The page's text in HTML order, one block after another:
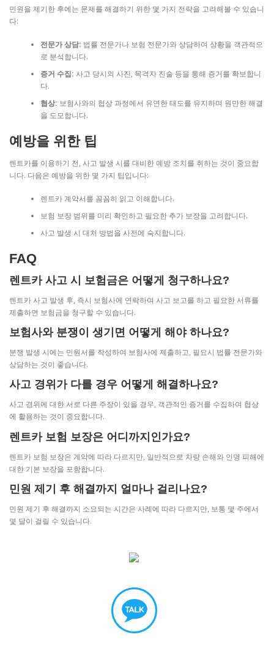
민원을 제기한 후에는 문제를 해결하기 위한 몇 가지 전략을 고려해볼 수 있습니
다:
전문가 상담: 법률 전문가나 보험 전문가와 상담하여 상황을 객관적으
로 분석합니다.
증거 수집: 사고 당시의 사진, 목격자 진술 등을 통해 증거를 확보합니
다.
협상: 보험사와의 협상 과정에서 유연한 태도를 유지하며 원만한 해결
을 도모합니다.
예방을 위한 팁
렌트카를 이용하기 전, 사고 발생 시를 대비한 예방 조치를 취하는 것이 중요합
니다. 다음은 예방을 위한 몇 가지 팁입니다:
렌트카 계약서를 꼼꼼히 읽고 이해합니다.
보험 보장 범위를 미리 확인하고 필요한 추가 보장을 고려합니다.
사고 발생 시 대처 방법을 사전에 숙지합니다.
FAQ
렌트카 사고 시 보험금은 어떻게 청구하나요?
렌트카 사고 발생 후, 즉시 보험사에 연락하여 사고 보고를 하고 필요한 서류를
제출하면 보험금을 청구할 수 있습니다.
보험사와 분쟁이 생기면 어떻게 해야 하나요?
분쟁 발생 시에는 민원서를 작성하여 보험사에 제출하고, 필요시 법률 전문가와
상담하는 것이 좋습니다.
사고 경위가 다를 경우 어떻게 해결하나요?
사고 경위에 대한 서로 다른 주장이 있을 경우, 객관적인 증거를 수집하여 협상
에 활용하는 것이 중요합니다.
렌트카 보험 보장은 어디까지인가요?
렌트카 보험 보장은 계약에 따라 다르지만, 일반적으로 차량 손해와 인명 피해에
대한 기본 보장을 포함합니다.
민원 제기 후 해결까지 얼마나 걸리나요?
민원 제기 후 해결까지 소요되는 시간은 사례에 따라 다르지만, 보통 몇 주에서
몇 달이 걸릴 수 있습니다.